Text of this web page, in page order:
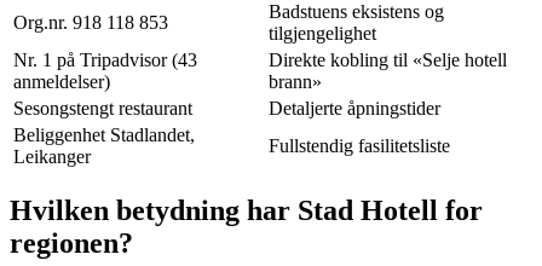
Org.nr. 918 118 853
Badstuens eksistens og
tilgjengelighet
Nr. 1 på Tripadvisor (43
anmeldelser)
Direkte kobling til «Selje hotell
brann»
Sesongstengt restaurant
Detaljerte åpningstider
Beliggenhet Stadlandet,
Leikanger
Fullstendig fasilitetsliste
Hvilken betydning har Stad Hotell for
regionen?